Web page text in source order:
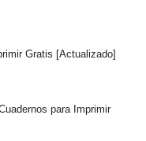
Gratis [Actualizado]
para Imprimir